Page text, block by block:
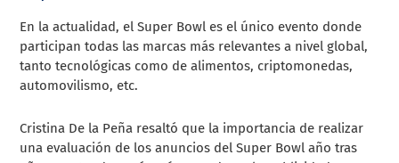
En la actualidad, el Super Bowl es el único evento donde
participan todas las marcas más relevantes a nivel global,
tanto tecnológicas como de alimentos, criptomonedas,
automovilismo, etc.
Cristina De la Peña resaltó que la importancia de realizar
una evaluación de los anuncios del Super Bowl año tras